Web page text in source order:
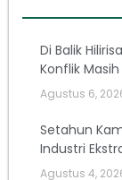
Di Balik
Konflik
Agustus 6,
Setahun
Industri
Agustus 4,